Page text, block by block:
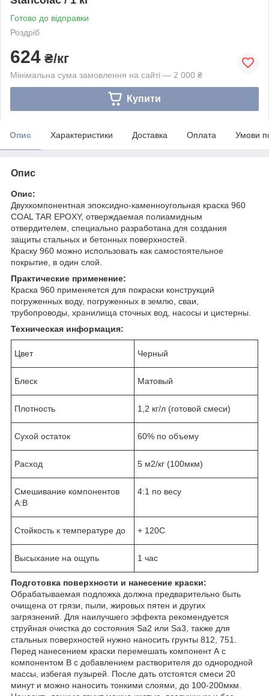
Готово до відправки
Роздріб
624 ₴/кг
Мінімальна сума замовлення на сайті — 2 000 ₴
Купити
Опис Характеристики Доставка Оплата Умови
Опис
Опис:
Двухкомпонентная эпоксидно-каменноугольная краска 960
COAL TAR EPOXY, отверждаемая полиамидным
отвердителем, специально разработана для создания
защиты стальных и бетонных поверхностей.
Краску 960 можно использовать как самостоятельное
покрытие, в один слой.
Практические применение:
Краска 960 применяется для покраски конструкций
погруженных воду, погруженных в землю, сваи,
трубопроводы, хранилища сточных вод, насосы и цистерны.
Техническая информация:
Цвет Черный
Блеск Матовый
Плотность 1,2 кг/л (готовой смеси)
Сухой остаток 60% по объему
Расход 5 м2/кг (100мкм)
Смешивание компонентов
А:В
4:1 по весу
Стойкость к температуре до + 120С
Высыхание на ощупь 1 час
Подготовка поверхности и нанесение краски:
Обрабатываемая подложка должна предварительно быть
очищена от грязи, пыли, жировых пятен и других
загрязнений. Для наилучшего эффекта рекомендуется
струйная очистка до состояния Sa2 или Sa3, также для
стальных поверхностей нужно наносить грунты 812, 751.
Перед нанесением краски перемешать компонент А с
компонентом В с добавлением растворителя до однородной
массы, избегая пузырей. После дать отстоятся смеси 20
минут и можно наносить тонкими слоями, до 100-200мкм.